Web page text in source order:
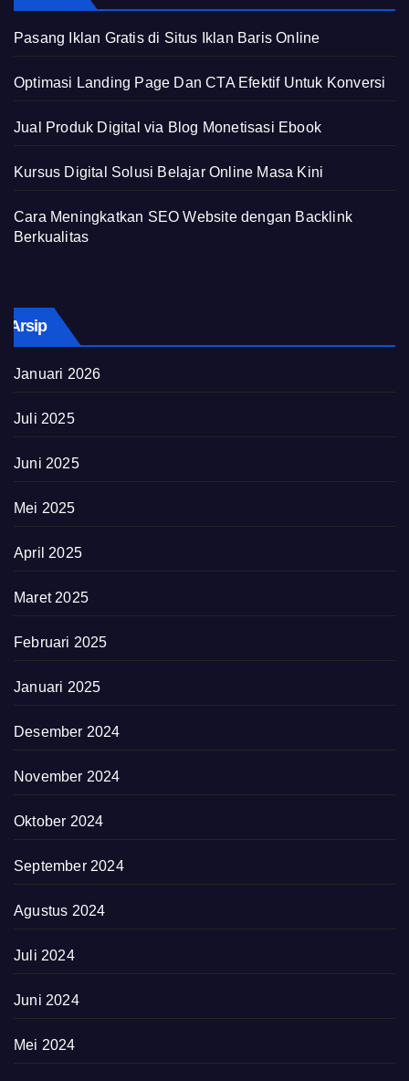
Pasang Iklan Gratis di Situs Iklan Baris Online
Optimasi Landing Page Dan CTA Efektif Untuk Konversi
Jual Produk Digital via Blog Monetisasi Ebook
Kursus Digital Solusi Belajar Online Masa Kini
Cara Meningkatkan SEO Website dengan Backlink
Berkualitas
Arsip
Januari 2026
Juli 2025
Juni 2025
Mei 2025
April 2025
Maret 2025
Februari 2025
Januari 2025
Desember 2024
November 2024
Oktober 2024
September 2024
Agustus 2024
Juli 2024
Juni 2024
Mei 2024